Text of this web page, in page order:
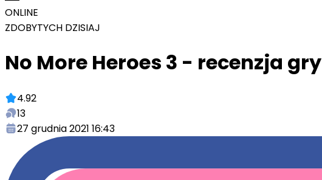
ONLINE
ZDOBYTYCH DZISIAJ
No More Heroes 3 - recenzja gry
4.92
13
27 grudnia 2021 16:43